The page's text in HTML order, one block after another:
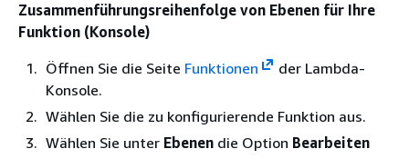
Zusammenführungsreihenfolge von Ebenen für Ihre
Funktion (Konsole)
Öffnen Sie die Seite Funktionen
der Lambda-
Konsole.
Wählen Sie die zu konfigurierende Funktion aus.
Wählen Sie unter Ebenen die Option Bearbeiten